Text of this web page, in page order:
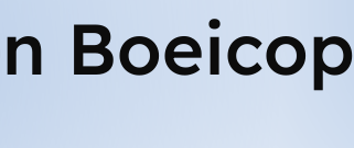
Boeicop